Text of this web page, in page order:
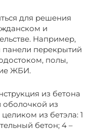
для решения
и
Например,
панели перекрытий
полы,
ЖБИ.
из бетона
оболочкой из
из бетэла: 1
бетон; 4 –